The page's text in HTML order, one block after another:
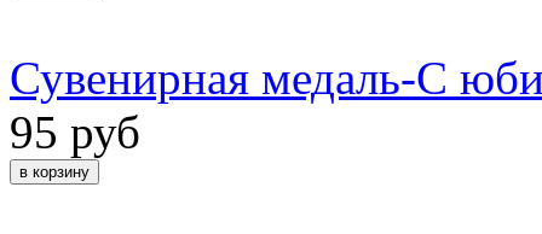
Сувенирная медаль-С
95 руб